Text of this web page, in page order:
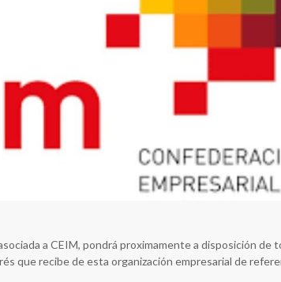
a CEIM, pondrá proximamente a disposición de
que recibe de esta organización empresarial de